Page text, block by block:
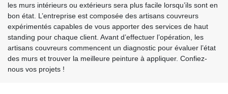
les murs intérieurs ou extérieurs sera plus facile lorsqu’ils sont en
bon état. L’entreprise est composée des artisans couvreurs
expérimentés capables de vous apporter des services de haut
standing pour chaque client. Avant d’effectuer l’opération, les
artisans couvreurs commencent un diagnostic pour évaluer l’état
des murs et trouver la meilleure peinture à appliquer. Confiez-
nous vos projets !